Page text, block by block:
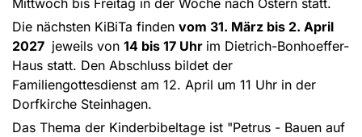
Die nächsten KiBiTa finden vom 31. März bis 2. April
2027 jeweils von 14 bis 17 Uhr im Dietrich-Bonhoeffer-
Haus statt. Den Abschluss bildet der
Familiengottesdienst am 12. April um 11 Uhr in der
Dorfkirche Steinhagen.
Das Thema der Kinderbibeltage ist "Petrus - Bauen auf